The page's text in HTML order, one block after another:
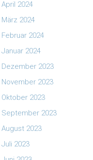
April 2024
März 2024
Februar 2024
Januar 2024
Dezember 2023
November 2023
Oktober 2023
September 2023
August 2023
Juli 2023